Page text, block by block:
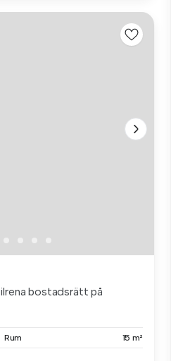
bostadsrätt på
Rum 15 m²